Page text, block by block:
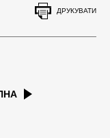
ДРУКУВАТИ